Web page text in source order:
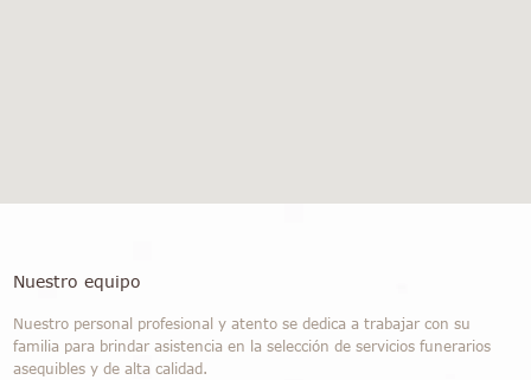
Nuestro equipo
Nuestro personal profesional y atento se dedica a trabajar con su
familia para brindar asistencia en la selección de servicios funerarios
asequibles y de alta calidad.